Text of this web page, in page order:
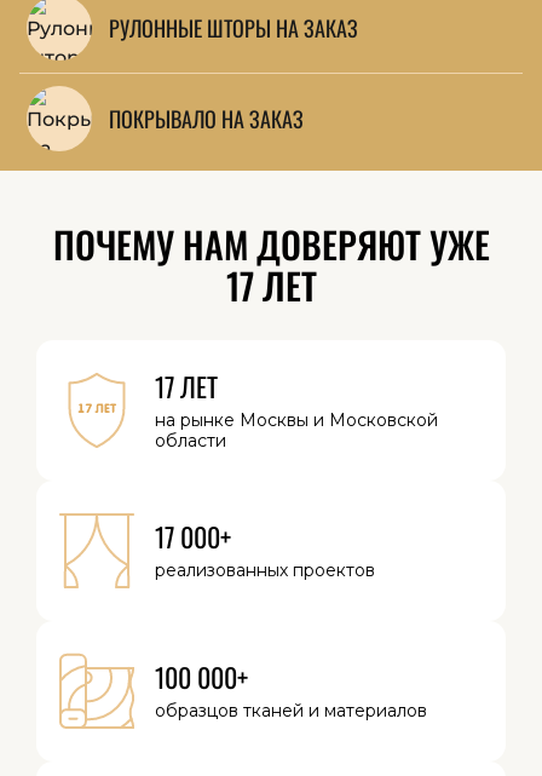
РУЛОННЫЕ ШТОРЫ НА ЗАКАЗ
ПОКРЫВАЛО НА ЗАКАЗ
ПОЧЕМУ НАМ ДОВЕРЯЮТ УЖЕ
17 ЛЕТ
17 ЛЕТ
на рынке Москвы и Московской
области
17 000+
реализованных проектов
100 000+
образцов тканей и материалов